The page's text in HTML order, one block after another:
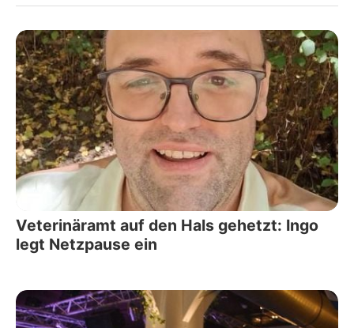
Veterinäramt auf den Hals gehetzt: Ingo
legt Netzpause ein